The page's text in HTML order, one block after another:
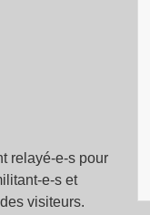
relayé-e-s pour
e-s et
visiteurs.